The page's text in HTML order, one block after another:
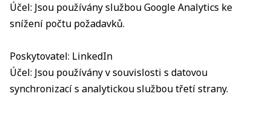
Účel: Jsou používány službou Google Analytics ke
snížení počtu požadavků.
Poskytovatel: LinkedIn
Účel: Jsou používány v souvislosti s datovou
synchronizací s analytickou službou třetí strany.